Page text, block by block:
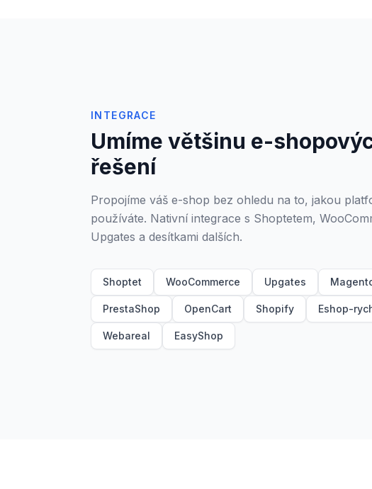
INTEGRACE
Umíme většinu e-
řešení
Propojíme váš e-shop bez ohledu na to, jakou
používáte. Nativní integrace s Shoptetem,
Upgates a desítkami dalších.
Shoptet WooCommerce Upgates
PrestaShop OpenCart Shopify Eshop-
Webareal EasyShop